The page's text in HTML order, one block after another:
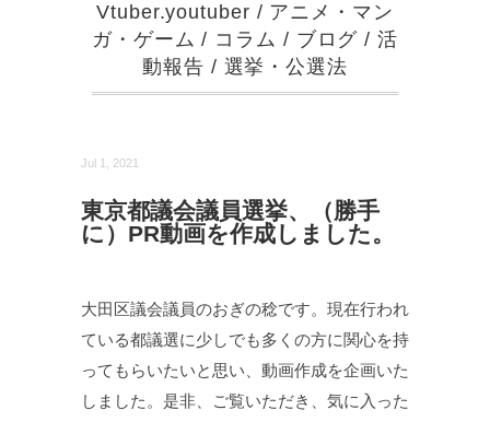
Vtuber.youtuber / アニメ・マン
ガ・ゲーム / コラム / ブログ /活
動報告 / 選挙・公選法
Jul 1, 2021
東京都議会議員選挙、（勝手
に）PR動画を作成しました。
大田区議会議員のおぎの稔です。現在行われ
ている都議選に少しでも多くの方に関心を持
ってもらいたいと思い、動画作成を企画いた
しました。是非、ご覧いただき、気に入った